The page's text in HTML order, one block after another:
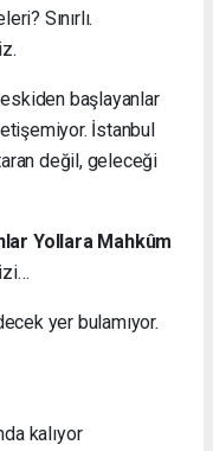
Sınırlı.
başlayanlar
İstanbul
değil, geleceği
Yollara Mahkûm
yer bulamıyor.
kalıyor